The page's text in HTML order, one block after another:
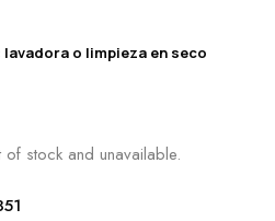
o limpieza en seco
stock and unavailable.